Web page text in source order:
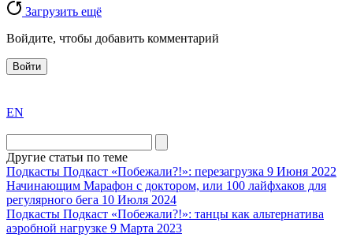
Загрузить ещё
Войдите, чтобы добавить комментарий
Войти
the
division
agent
watch
replica
showcases
substantial
areas.
EN
Другие статьи по теме
Подкасты Подкаст «Побежали?!»: перезагрузка 9 Июня 2022
Начинающим Марафон с доктором, или 100 лайфхаков для
регулярного бега 10 Июля 2024
Подкасты Подкаст «Побежали?!»: танцы как альтернатива
аэробной нагрузке 9 Марта 2023